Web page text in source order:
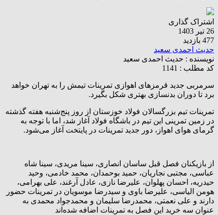
اشتراک گذاری
26 تیر 1403
477 بازدید
حدیث احمدی سعید
نویسنده : حدیث احمدی سعید
کد مطلب : 1141
سرمربی جدید قرمزهای اهوازی تمرینات تیمش را به تهران خواهد
برد تا دوران بدنسازی بهتری شکل بگیرد.
تمرینات تیم بزرگسالان فولاد خوزستان از روز پنج‌شنبه هفته گذشته
در زمین تمرینی این تیم در باشگاه فولاد آغاز شد، اما با توجه به
گرمای هوای اهواز، دور جدید تمرینات در پایتخت آغاز می‌شود.
از بازیکنان فصل قبل ساسان انصاری، سینا مریدی، سینا شاه
عباسی، مجتبی نجاریان، حمید بوحمدان، محمد خادمی، وحید
حیدریه، احسان پهلوان، علیرضا نازی، عادل آرغند، علی بهرامی،
هومن الیاسی، علیرضا باوی و سیدرضا موسویان در تمرینات حضور
دارند و علی نعمتی، محمدرضا سلیمان و محمدجواد محمدی به
عنوان سه خرید این فصل به تمرینات اضافه شده‌اند